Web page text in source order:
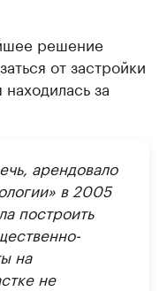
решение
от застройки
за
арендовало
в 2005
построить
на
не